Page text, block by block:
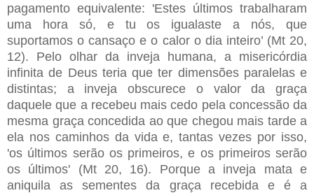
pagamento equivalente: 'Estes últimos trabalharam
uma hora só, e tu os igualaste a nós, que
suportamos o cansaço e o calor o dia inteiro’ (Mt 20,
12). Pelo olhar da inveja humana, a misericórdia
infinita de Deus teria que ter dimensões paralelas e
distintas; a inveja obscurece o valor da graça
daquele que a recebeu mais cedo pela concessão da
mesma graça concedida ao que chegou mais tarde a
ela nos caminhos da vida e, tantas vezes por isso,
'os últimos serão os primeiros, e os primeiros serão
os últimos' (Mt 20, 16). Porque a inveja mata e
aniquila as sementes da graça recebida e é a